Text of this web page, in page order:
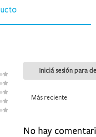
Más reciente
No hay
9.